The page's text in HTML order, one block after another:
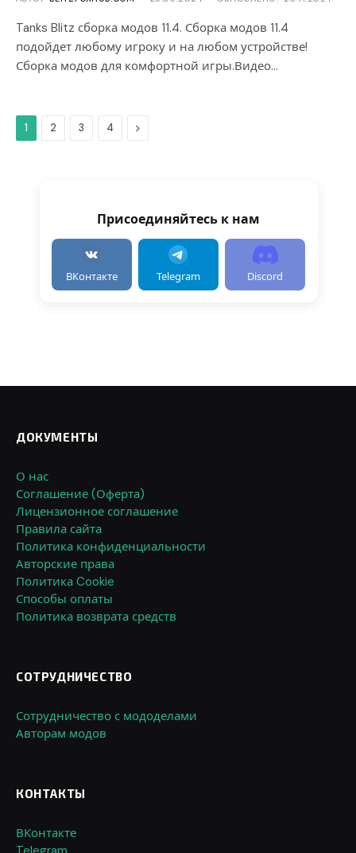
Tanks Blitz сборка модов 11.4. Сборка модов 11.4
подойдет любому игроку и на любом устройстве!
Сборка модов для комфортной игры.Видео…
1 2 3 4 Дальше
Присоединяйтесь к нам
ВКонтакте Telegram Discord
ДОКУМЕНТЫ
О нас
Соглашение (Оферта)
Лицензионное соглашение
Правила сайта
Политика конфиденциальности
Авторские права
Политика Cookie
Способы оплаты
Политика возврата средств
СОТРУДНИЧЕСТВО
Сотрудничество с мододелами
Авторам модов
КОНТАКТЫ
ВКонтакте